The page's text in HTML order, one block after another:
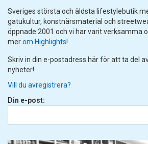
Sveriges största och äldsta lifestylebutik
gatukultur, konstnärsmaterial och
öppnade 2001 och vi har varit verksamma
merom Highlights!
Skriv in din e-postadress här för att ta del
nyheter!
Vill du avregistrera?
Din e-post: